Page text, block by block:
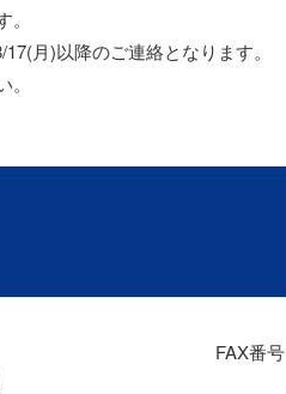
月)以降のご連絡となります。
FAX番号